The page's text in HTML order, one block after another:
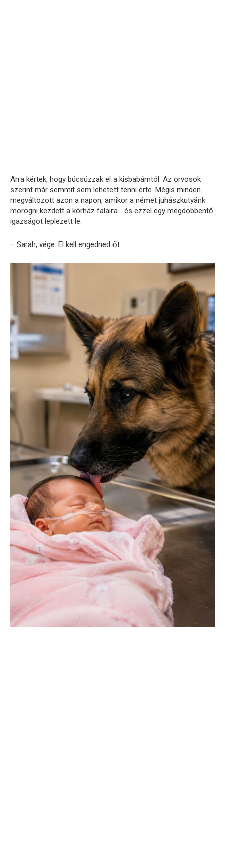
Arra kértek, hogy búcsúzzak el a kisbabámtól. Az orvosok
szerint már semmit sem lehetett tenni érte. Mégis minden
megváltozott azon a napon, amikor a német juhászkutyánk
morogni kezdett a kórház falaira… és ezzel egy megdöbbentő
igazságot leplezett le.
– Sarah, vége. El kell engedned őt.